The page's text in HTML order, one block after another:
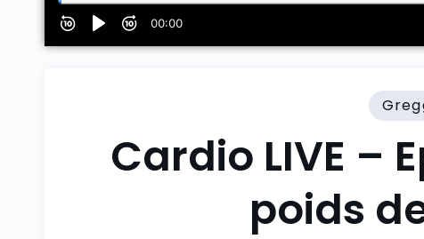
Cardio LIVE –
poids